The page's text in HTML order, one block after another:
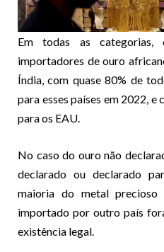
Em todas as categorias,
importadores de ouro
Índia, com quase 80% de
para esses países em 2022, e
para os EAU.
No caso do ouro não
declarado ou declarado
maioria do metal
importado por outro país
existência legal.